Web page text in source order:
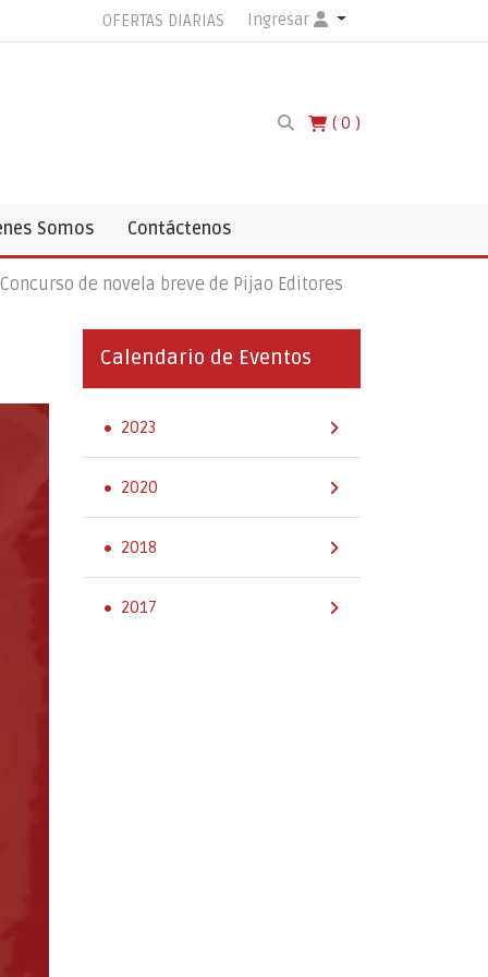
OFERTAS DIARIAS Ingresar
0
Somos Contáctenos
de novela breve de Pijao Editores
Calendario de Eventos
2023
2020
2018
2017